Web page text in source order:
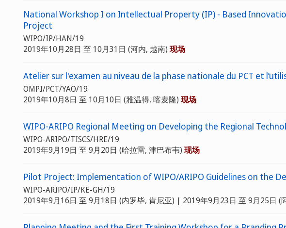
National Workshop I on Intellectual Property (IP) - Based
Project
WIPO/IP/HAN/19
2019年10月28日 至 10月31日 (河内, 越南) 现场
Atelier sur l'examen au niveau de la phase nationale du PCT et
OMPI/PCT/YAO/19
2019年10月8日 至 10月10日 (雅温得, 喀麦隆) 现场
WIPO-ARIPO Regional Meeting on Developing the Regional
WIPO-ARIPO/TISCS/HRE/19
2019年9月19日 至 9月20日 (哈拉雷, 津巴布韦) 现场
Pilot Project: Implementation of WIPO/ARIPO Guidelines on the
WIPO-ARIPO/IP/KE-GH/19
2019年9月16日 至 9月18日 (内罗毕, 肯尼亚) | 2019年9月23日 至 9月25日 (